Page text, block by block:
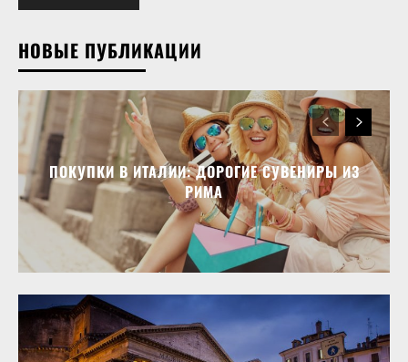
НОВЫЕ ПУБЛИКАЦИИ
ПОКУПКИ В ИТАЛИИ: ДОРОГИЕ СУВЕНИРЫ ИЗ
РИМА